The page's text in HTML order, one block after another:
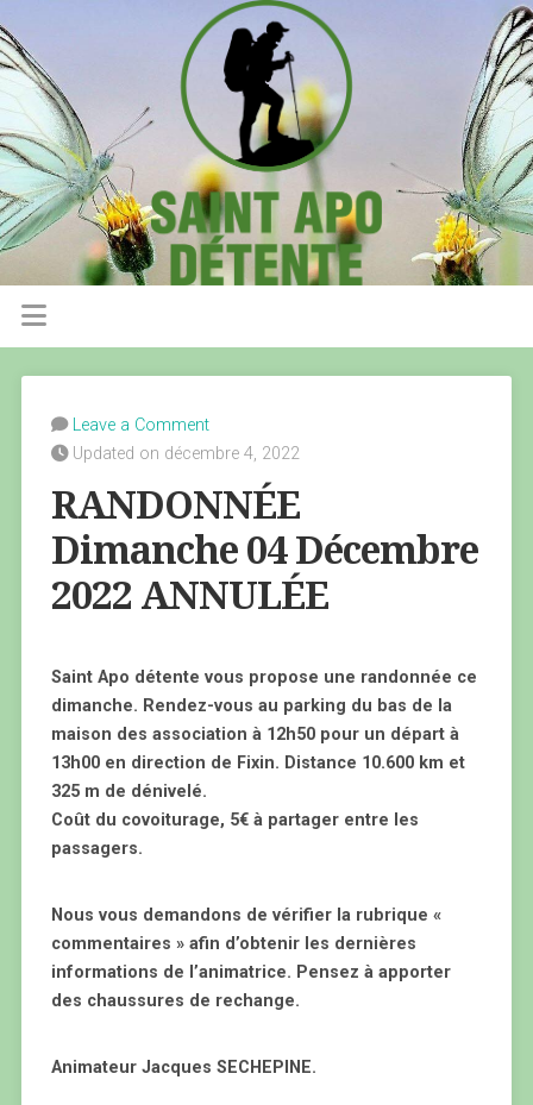
Leave a Comment
Updated on décembre 4, 2022
RANDONNÉE
Dimanche 04 Décembre
2022 ANNULÉE
Saint Apo détente vous propose une randonnée ce
dimanche. Rendez-vous au parking du bas de la
maison des association à 12h50 pour un départ à
13h00 en direction de Fixin. Distance 10.600 km et
325 m de dénivelé.
Coût du covoiturage, 5€ à partager entre les
passagers.
Nous vous demandons de vérifier la rubrique «
commentaires » afin d’obtenir les dernières
informations de l’animatrice. Pensez à apporter
des chaussures de rechange.
Animateur Jacques SECHEPINE.